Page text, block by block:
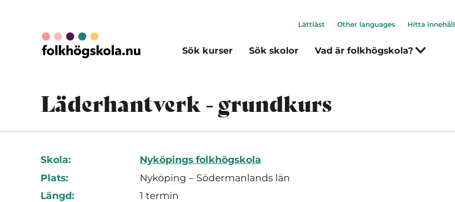
Sök kurser Sök skolor Vad är folkhögskola?
Lättläst Other languages Hitta innehåll
Läderhantverk - grundkurs
Skola:
Nyköpings folkhögskola
Plats:
Nyköping – Södermanlands län
Längd:
1 termin